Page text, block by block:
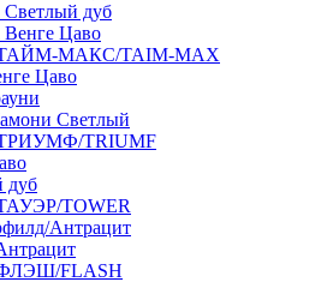
дуб
Цаво
ТАЙМ-МАКС/TAIM-MAX
Цаво
Светлый
ТРИУМФ/TRIUMF
дуб
TOWER
Антрацит
ФЛЭШ/FLASH